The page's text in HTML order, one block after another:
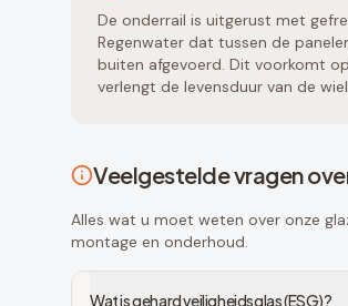
De onderrail is uitgerust met
Regenwater dat tussen de
buiten afgevoerd. Dit voorkomt
verlengt de levensduur van de
Veelgestelde vragen
Alles wat u moet weten over onze
montage en onderhoud.
Wat is gehard veiligheidsglas (ESG)?